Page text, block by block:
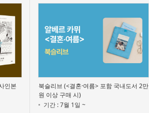
인본
북슬리브 (<결혼·여름> 포함 국내도서 2만
원 이상 구매 시)
기간 : 7월 1일 ~